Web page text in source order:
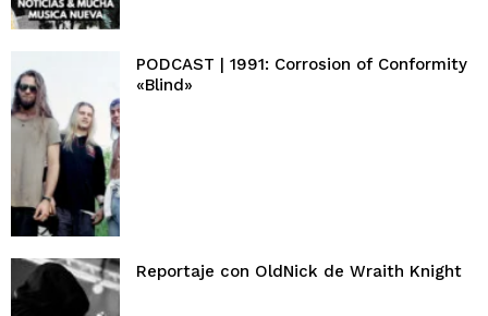
PODCAST | 1991: Corrosion of Conformity
«Blind»
Reportaje con OldNick de Wraith Knight